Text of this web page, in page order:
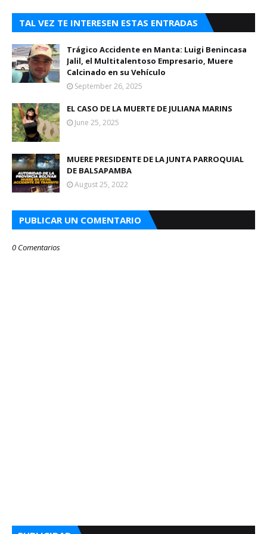
TAL VEZ TE INTERESEN ESTAS ENTRADAS
Trágico Accidente en Manta: Luigi Benincasa
Jalil, el Multitalentoso Empresario, Muere
Calcinado en su Vehículo
September 26, 2025
EL CASO DE LA MUERTE DE JULIANA MARINS
June 25, 2025
MUERE PRESIDENTE DE LA JUNTA PARROQUIAL
DE BALSAPAMBA
August 25, 2022
PUBLICAR UN COMENTARIO
0 Comentarios